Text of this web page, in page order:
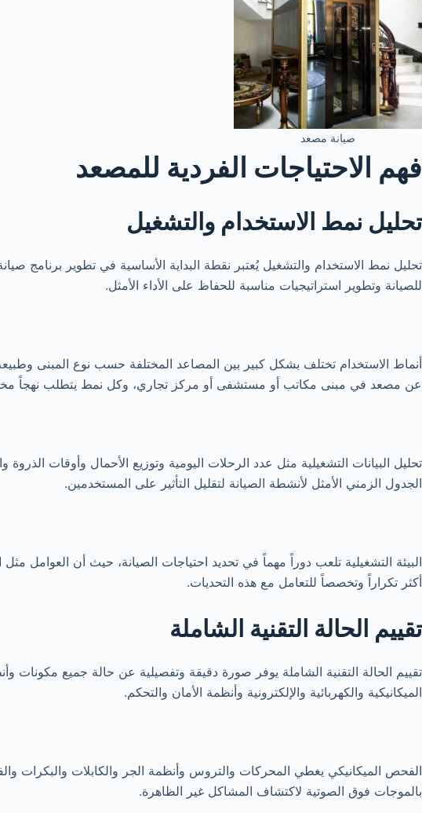
صيانة مصعد
فهم الاحتياجات الفردية للمصعد
تحليل نمط الاستخدام والتشغيل
تحليل نمط الاستخدام والتشغيل يُعتبر نقطة البداية الأساسية في تطوير
للصيانة وتطوير استراتيجيات مناسبة للحفاظ على الأداء الأمثل.
أنماط الاستخدام تختلف بشكل كبير بين المصاعد المختلفة حسب نوع المبنى
عن مصعد في مبنى مكاتب أو مستشفى أو مركز تجاري، وكل نمط يتطلب نهجاً
تحليل البيانات التشغيلية مثل عدد الرحلات اليومية وتوزيع الأحمال وأوقات
الجدول الزمني الأمثل لأنشطة الصيانة لتقليل التأثير على المستخدمين.
البيئة التشغيلية تلعب دوراً مهماً في تحديد احتياجات الصيانة، حيث أن العوامل
أكثر تكراراً وتخصصاً للتعامل مع هذه التحديات.
تقييم الحالة التقنية الشاملة
تقييم الحالة التقنية الشاملة يوفر صورة دقيقة وتفصيلية عن حالة جميع مكونات
الميكانيكية والكهربائية والإلكترونية وأنظمة الأمان والتحكم.
الفحص الميكانيكي يغطي المحركات والتروس وأنظمة الجر والكابلات والبكرات
بالموجات فوق الصوتية لاكتشاف المشاكل غير الظاهرة.